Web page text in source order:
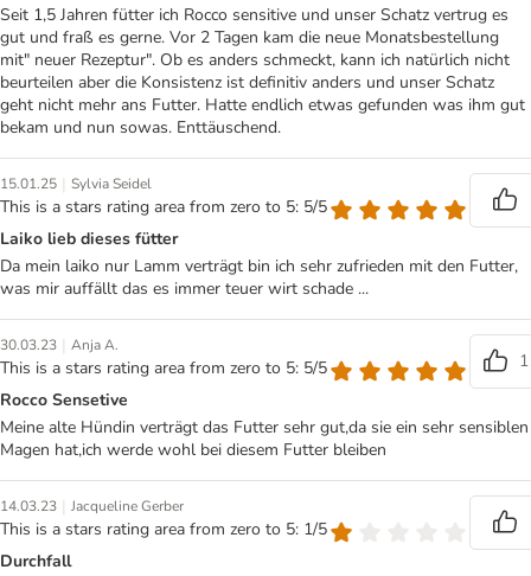
Seit 1,5 Jahren fütter ich Rocco sensitive und unser Schatz vertrug es
gut und fraß es gerne. Vor 2 Tagen kam die neue Monatsbestellung
mit" neuer Rezeptur". Ob es anders schmeckt, kann ich natürlich nicht
beurteilen aber die Konsistenz ist definitiv anders und unser Schatz
geht nicht mehr ans Futter. Hatte endlich etwas gefunden was ihm gut
bekam und nun sowas. Enttäuschend.
15.01.25 | Sylvia Seidel
This is a stars rating area from zero to 5: 5/5
Laiko lieb dieses fütter
Da mein laiko nur Lamm verträgt bin ich sehr zufrieden mit den Futter,
was mir auffällt das es immer teuer wirt schade ...
30.03.23 | Anja A.
This is a stars rating area from zero to 5: 5/5
1
Rocco Sensetive
Meine alte Hündin verträgt das Futter sehr gut,da sie ein sehr sensiblen
Magen hat,ich werde wohl bei diesem Futter bleiben
14.03.23 | Jacqueline Gerber
This is a stars rating area from zero to 5: 1/5
Durchfall